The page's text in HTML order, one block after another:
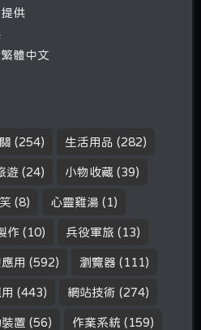
供
體中文
(254) 生活用品 (282)
遊 (24) 小物收藏 (39)
(8) 心靈雞湯 (1)
作 (10) 兵役軍旅 (13)
用 (592) 瀏覽器 (111)
(443) 網站技術 (274)
置 (56) 作業系統 (159)